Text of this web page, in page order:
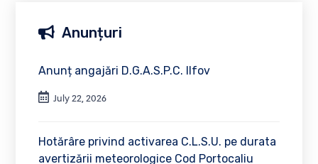
Anunțuri
Anunț angajări D.G.A.S.P.C. Ilfov
July 22, 2026
Hotărâre privind activarea C.L.S.U. pe durata
avertizării meteorologice Cod Portocaliu